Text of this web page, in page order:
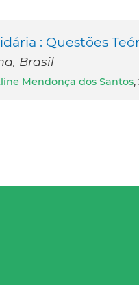
: Questões
Brasil
Mendonça dos Santos,